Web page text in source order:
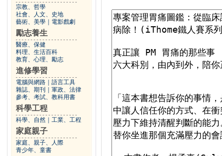
宗教、哲學
社會、人文、史地
藝術、美學
電影戲劇
勵志養生
醫療、保健
料理、生活百科
教育、心理、勵志
進修學習
電腦與網路
語言工具
雜誌、期刊
軍政、法律
參考、考試、教科用書
科學工程
科學、自然 工業、工程
家庭親子
家庭、親子、人際
青少年、童書